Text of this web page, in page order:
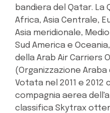
bandiera del Qatar. La
Africa, Asia Centrale,
Asia meridionale,
Sud America e
della Arab Air Carriers
(Organizzazione
Votata nel 2011 e 2012
compagnia aerea
classifica Skytrax